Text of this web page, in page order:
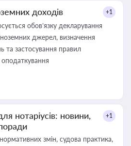
доходів +1
обов’язку декларування
джерел, визначення
та застосування правил
нотаріусів: новини,
+1
змін, судова практика,